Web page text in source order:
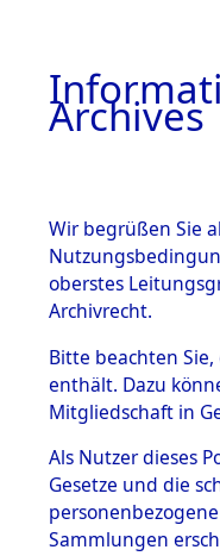
BESTÄNDE
1.
mente
5. Verschiedenes
5.3
Todesmärsche
Archives
Wir begrüßen Sie
oberstes
Archivrecht.
Bitte beachten
enthält. Dazu
Mitgliedschaft in
Als Nutzer dieses
Gesetze und die
Sammlungen